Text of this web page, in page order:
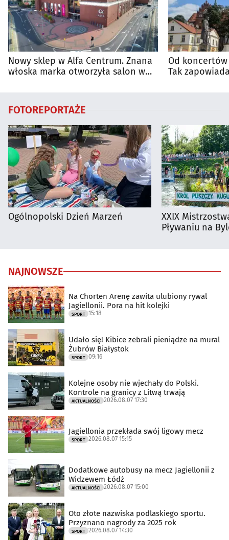
Nowy sklep w Alfa Centrum. Znana
włoska marka otworzyła salon w
Od
Tak
FOTOREPORTAŻE
Ogólnopolski Dzień Marzeń
XXIX
Pływaniu na
NAJNOWSZE
Na Chorten Arenę zawita ulubiony rywal
Jagiellonii. Pora na hit kolejki
SPORT 15:18
Udało się! Kibice zebrali pieniądze na mural
Żubrów Białystok
SPORT 09:16
Kolejne osoby nie wjechały do Polski.
Kontrole na granicy z Litwą trwają
AKTUALNOŚCI 2026.08.07 17:30
Jagiellonia przekłada swój ligowy mecz
SPORT 2026.08.07 15:15
Dodatkowe autobusy na mecz Jagiellonii z
Widzewem Łódź
AKTUALNOŚCI 2026.08.07 15:00
Oto złote nazwiska podlaskiego sportu.
Przyznano nagrody za 2025 rok
SPORT 2026.08.07 14:30